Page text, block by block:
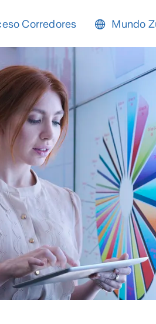
Corredores Mundo